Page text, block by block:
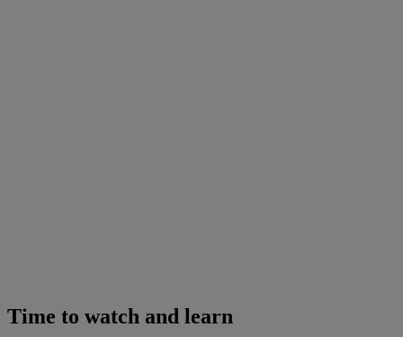
Time to watch and learn